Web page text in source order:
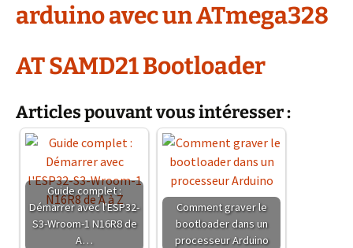
arduino avec un ATmega328
AT SAMD21 Bootloader
Articles pouvant vous intéresser :
Guide complet :
Démarrer avec l'ESP32-
S3-Wroom-1 N16R8 de
A…
Comment graver le
bootloader dans un
processeur Arduino